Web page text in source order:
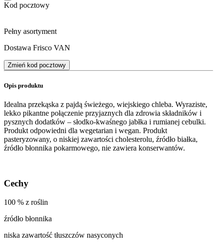
Kod pocztowy
Pełny asortyment
Dostawa Frisco VAN
Zmień kod pocztowy
Opis produktu
Idealna przekąska z pajdą świeżego, wiejskiego chleba. Wyraziste,
lekko pikantne połączenie przyjaznych dla zdrowia składników i
pysznych dodatków – słodko-kwaśnego jabłka i rumianej cebulki.
Produkt odpowiedni dla wegetarian i wegan. Produkt
pasteryzowany, o niskiej zawartości cholesterolu, źródło białka,
źródło błonnika pokarmowego, nie zawiera konserwantów.
Cechy
100 % z roślin
źródło błonnika
niska zawartość tłuszczów nasyconych